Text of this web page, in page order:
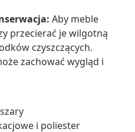
Aby meble
przecierać je wilgotną
czyszczących.
zachować wygląd i
i poliester